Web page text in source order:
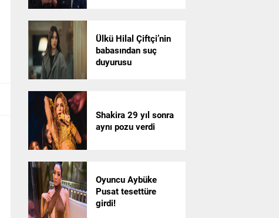
Ülkü Hilal Çiftçi’nin
babasından suç
duyurusu
Shakira 29 yıl sonra
aynı pozu verdi
Oyuncu Aybüke
Pusat tesettüre
girdi!